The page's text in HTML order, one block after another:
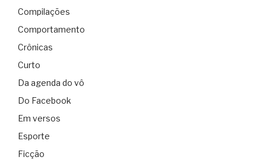
Compilações
Comportamento
Crônicas
Curto
Da agenda do vô
Do Facebook
Em versos
Esporte
Ficção